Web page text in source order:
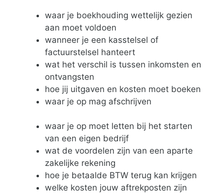
waar je boekhouding wettelijk gezien
aan moet voldoen
wanneer je een kasstelsel of
factuurstelsel hanteert
wat het verschil is tussen inkomsten en
ontvangsten
hoe jij uitgaven en kosten moet boeken
waar je op mag afschrijven
waar je op moet letten bij het starten
van een eigen bedrijf
wat de voordelen zijn van een aparte
zakelijke rekening
hoe je betaalde BTW terug kan krijgen
welke kosten jouw aftrekposten zijn